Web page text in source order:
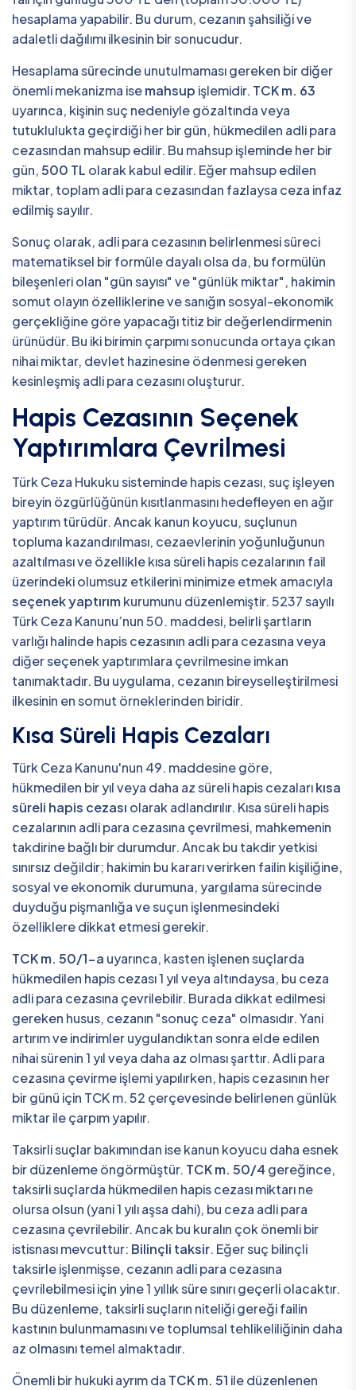
hesaplama yapabilir. Bu durum, cezanın şahsiliği ve
adaletli dağılımı ilkesinin bir sonucudur.
Hesaplama sürecinde unutulmaması gereken bir diğer
önemli mekanizma isemahsup işlemidir. TCK m. 63
uyarınca, kişinin suç nedeniyle gözaltında veya
tutuklulukta geçirdiği her bir gün, hükmedilen adli para
cezasından mahsup edilir. Bu mahsup işleminde her bir
gün,500 TL olarak kabul edilir. Eğer mahsup edilen
miktar, toplam adli para cezasından fazlaysa ceza infaz
edilmiş sayılır.
Sonuç olarak, adli para cezasının belirlenmesi süreci
matematiksel bir formüle dayalı olsa da, bu formülün
bileşenleri olan "gün sayısı" ve "günlük miktar", hakimin
somut olayın özelliklerine ve sanığın sosyal-ekonomik
gerçekliğine göre yapacağı titiz bir değerlendirmenin
ürünüdür. Bu iki birimin çarpımı sonucunda ortaya çıkan
nihai miktar, devlet hazinesine ödenmesi gereken
kesinleşmiş adli para cezasını oluşturur.
Hapis Cezasının Seçenek
Yaptırımlara Çevrilmesi
Türk Ceza Hukuku sisteminde hapis cezası, suç işleyen
bireyin özgürlüğünün kısıtlanmasını hedefleyen en ağır
yaptırım türüdür. Ancak kanun koyucu, suçlunun
topluma kazandırılması, cezaevlerinin yoğunluğunun
azaltılması ve özellikle kısa süreli hapis cezalarının fail
üzerindeki olumsuz etkilerini minimize etmek amacıyla
seçenek yaptırımkurumunu düzenlemiştir. 5237 sayılı
Türk Ceza Kanunu’nun 50. maddesi, belirli şartların
varlığı halinde hapis cezasının adli para cezasına veya
diğer seçenek yaptırımlara çevrilmesine imkan
tanımaktadır. Bu uygulama, cezanın bireyselleştirilmesi
ilkesinin en somut örneklerinden biridir.
Kısa Süreli Hapis Cezaları
Türk Ceza Kanunu'nun 49. maddesine göre,
hükmedilen bir yıl veya daha az süreli hapis cezalarıkısa
süreli hapis cezası olarak adlandırılır. Kısa süreli hapis
cezalarının adli para cezasına çevrilmesi, mahkemenin
takdirine bağlı bir durumdur. Ancak bu takdir yetkisi
sınırsız değildir; hakimin bu kararı verirken failin kişiliğine,
sosyal ve ekonomik durumuna, yargılama sürecinde
duyduğu pişmanlığa ve suçun işlenmesindeki
özelliklere dikkat etmesi gerekir.
TCK m. 50/1-a uyarınca, kasten işlenen suçlarda
hükmedilen hapis cezası 1 yıl veya altındaysa, bu ceza
adli para cezasına çevrilebilir. Burada dikkat edilmesi
gereken husus, cezanın "sonuç ceza" olmasıdır. Yani
artırım ve indirimler uygulandıktan sonra elde edilen
nihai sürenin 1 yıl veya daha az olması şarttır. Adli para
cezasına çevirme işlemi yapılırken, hapis cezasının her
bir günü için TCK m. 52 çerçevesinde belirlenen günlük
miktar ile çarpım yapılır.
Taksirli suçlar bakımından ise kanun koyucu daha esnek
bir düzenleme öngörmüştür. TCK m. 50/4 gereğince,
taksirli suçlarda hükmedilen hapis cezası miktarı ne
olursa olsun (yani 1 yılı aşsa dahi), bu ceza adli para
cezasına çevrilebilir. Ancak bu kuralın çok önemli bir
istisnası mevcuttur: Bilinçli taksir. Eğer suç bilinçli
taksirle işlenmişse, cezanın adli para cezasına
çevrilebilmesi için yine 1 yıllık süre sınırı geçerli olacaktır.
Bu düzenleme, taksirli suçların niteliği gereği failin
kastının bulunmamasını ve toplumsal tehlikeliliğinin daha
az olmasını temel almaktadır.
Önemli bir hukuki ayrım da TCK m. 51 ile düzenlenen